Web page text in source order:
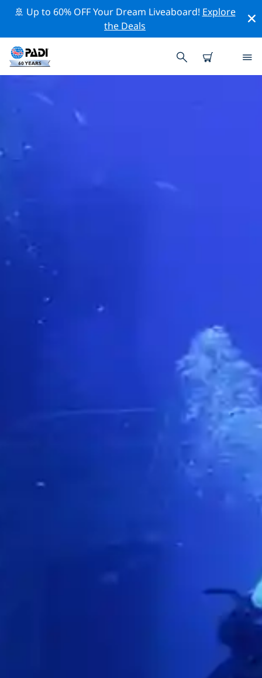
🚢 Up to 60% OFF Your Dream Liveaboard! Explore
the Deals